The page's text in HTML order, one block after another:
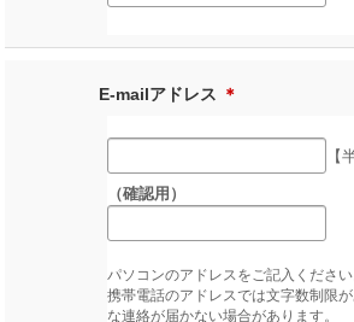
E-mailアドレス ＊
【
（確認用）
パソコンのアドレスをご記入ください
携帯電話のアドレスでは文字数制限
な連絡が届かない場合があります。